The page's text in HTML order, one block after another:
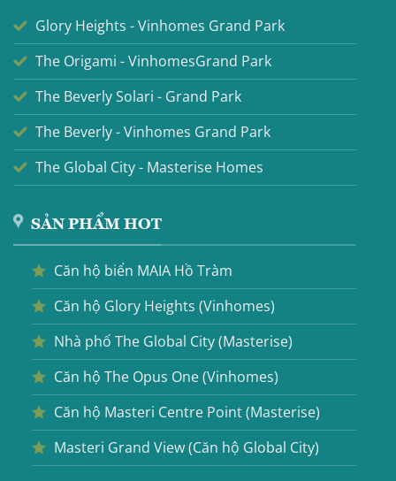
Glory Heights - Vinhomes Grand Park
The Origami - VinhomesGrand Park
The Beverly Solari - Grand Park
The Beverly - Vinhomes Grand Park
The Global City - Masterise Homes
SẢN PHẨM HOT
Căn hộ biển MAIA Hồ Tràm
Căn hộ Glory Heights (Vinhomes)
Nhà phố The Global City (Masterise)
Căn hộ The Opus One (Vinhomes)
Căn hộ Masteri Centre Point (Masterise)
Masteri Grand View (Căn hộ Global City)